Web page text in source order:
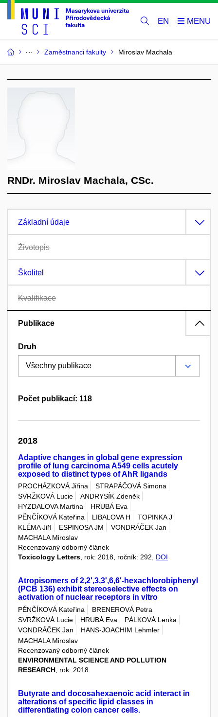
EN
Zaměstnanci fakulty Miroslav Machala
RNDr. Miroslav Machala, CSc.
Základní údaje
Životopis
Školitel
Kvalifikace
Publikace
Druh
Počet publikací: 118
2018
Adaptive changes in global gene expression
profile of lung carcinoma A549 cells acutely
exposed to distinct types of AhR ligands
PROCHÁZKOVÁ Jiřina
STRAPÁČOVÁ Simona
SVRŽKOVÁ Lucie
ANDRYSÍK Zdeněk
HYZDALOVA Martina
HRUBÁ Eva
PĚNČÍKOVÁ Kateřina
LIBALOVA H
TOPINKA J
KLÉMA Jiří
ESPINOSA JM
VONDRÁČEK Jan
MACHALA Miroslav
Recenzovaný odborný článek
Toxicology Letters, rok: 2018, ročník: 292, DOI
Atropisomers of 2,2',3,3',6,6'-hexachlorobiphenyl
(PCB 136) exhibit stereoselective effects on
activation of nuclear receptors in vitro
PĚNČÍKOVÁ Kateřina
BRENEROVÁ Petra
SVRŽKOVÁ Lucie
HRUBÁ Eva
PÁLKOVÁ Lenka
VONDRÁČEK Jan
HANS-JOACHIM Lehmler
MACHALA Miroslav
Recenzovaný odborný článek
ENVIRONMENTAL SCIENCE AND POLLUTION
RESEARCH , rok: 2018
Butyrate and docosahexaenoic acid interact in
alterations of specific lipid classes in
differentiating colon cancer cells.